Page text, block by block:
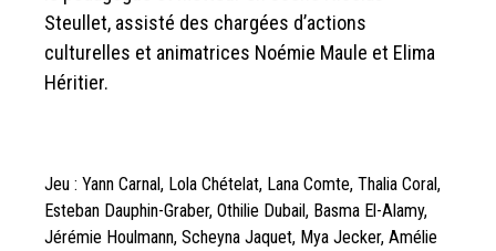
Steullet, assisté des chargées d’actions
culturelles et animatrices Noémie Maule et Elima
Héritier.
Jeu : Yann Carnal, Lola Chételat, Lana Comte, Thalia Coral,
Esteban Dauphin-Graber, Othilie Dubail, Basma El-Alamy,
Jérémie Houlmann, Scheyna Jaquet, Mya Jecker, Amélie